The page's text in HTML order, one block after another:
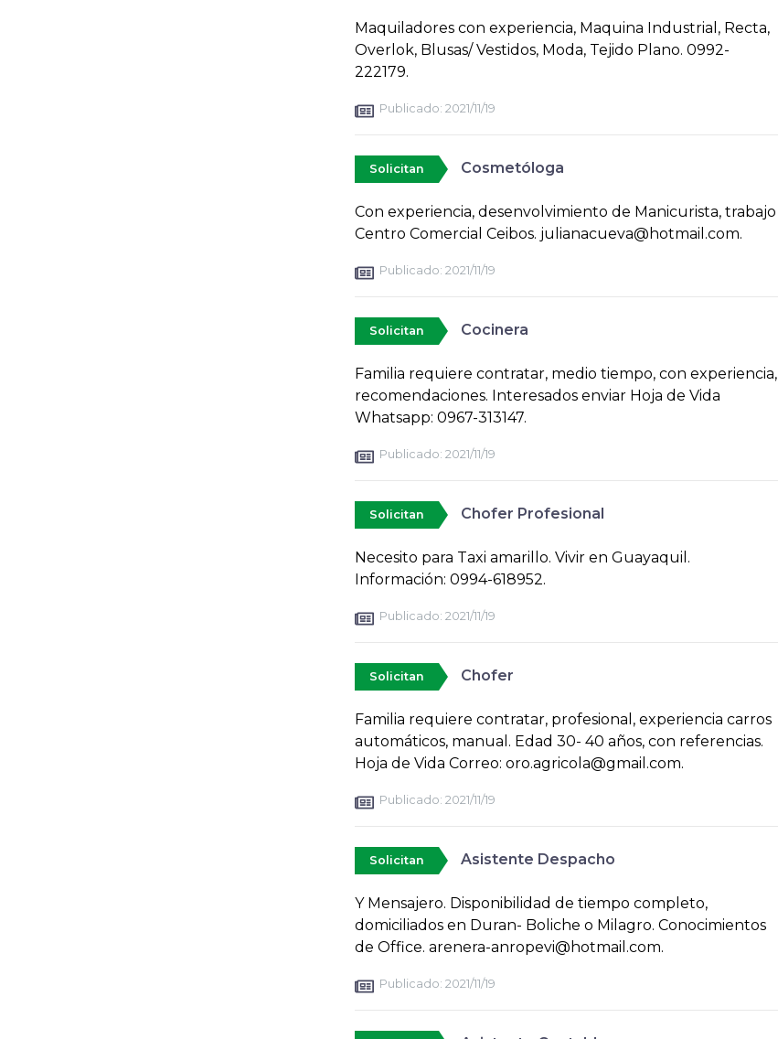
Maquiladores con experiencia, Maquina Industrial, Recta,
Overlok, Blusas/ Vestidos, Moda, Tejido Plano. 0992-
222179.
Publicado: 2021/11/19
Solicitan Cosmetóloga
Con experiencia, desenvolvimiento de Manicurista, trabajo
Centro Comercial Ceibos. julianacueva@hotmail.com.
Publicado: 2021/11/19
Solicitan Cocinera
Familia requiere contratar, medio tiempo, con experiencia,
recomendaciones. Interesados enviar Hoja de Vida
Whatsapp: 0967-313147.
Publicado: 2021/11/19
Solicitan Chofer Profesional
Necesito para Taxi amarillo. Vivir en Guayaquil.
Información: 0994-618952.
Publicado: 2021/11/19
Solicitan Chofer
Familia requiere contratar, profesional, experiencia carros
automáticos, manual. Edad 30- 40 años, con referencias.
Hoja de Vida Correo: oro.agricola@gmail.com.
Publicado: 2021/11/19
Solicitan Asistente Despacho
Y Mensajero. Disponibilidad de tiempo completo,
domiciliados en Duran- Boliche o Milagro. Conocimientos
de Office. arenera-anropevi@hotmail.com.
Publicado: 2021/11/19